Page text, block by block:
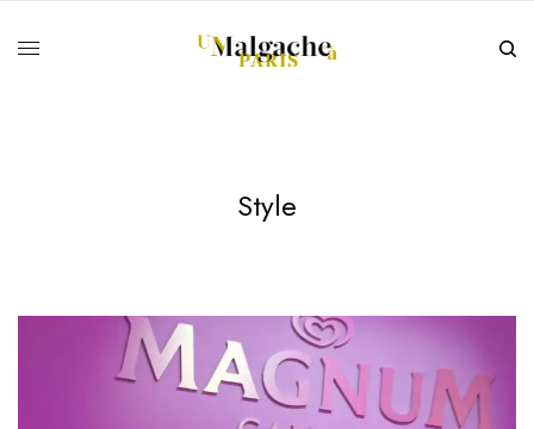
Style